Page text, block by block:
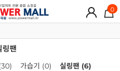
0
링팬
가습기 (0) 실링팬 (6)